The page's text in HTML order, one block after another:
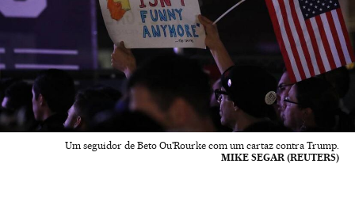
Um seguidor de Beto Ou'Rourke com um cartaz contra Trump.
MIKE SEGAR (REUTERS)